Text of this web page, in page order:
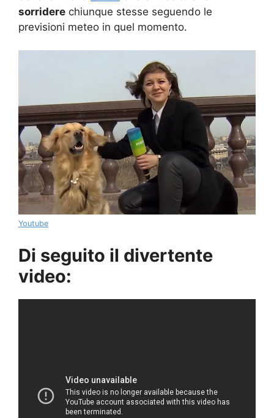
sorridere chiunque stesse seguendo le
previsioni meteo in quel momento.
Youtube
Di seguito il divertente
video: